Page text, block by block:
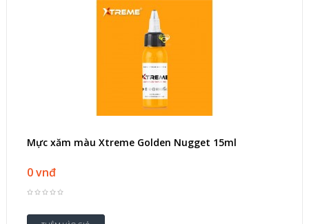
Mực xăm màu Xtreme Golden Nugget 15ml
0 vnđ